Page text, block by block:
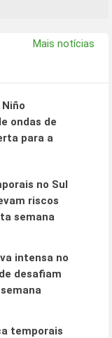
Mais notícias
ondas de
para a
no Sul
riscos
semana
intensa no
desafiam
temporais